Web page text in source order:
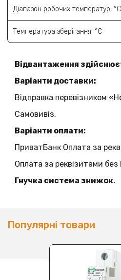
Діапазон робочих температур, °C
Температура зберігання, °C
Відвантаження
Варіанти доставки:
Відправка перевізником
Самовивіз.
Варіанти оплати:
ПриватБанк Оплата за
Оплата за реквізитами
Гнучка система знижок.
Популярні товари